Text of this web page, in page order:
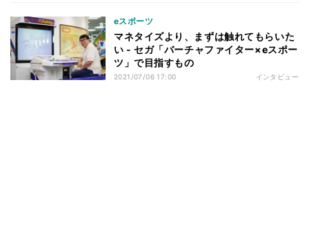
eスポーツ
マネタイズより、まずは触れてもらいた
い - セガ「バーチャファイター×eスポー
ツ」で目指すもの
2021/07/06 17:00 インタビュー